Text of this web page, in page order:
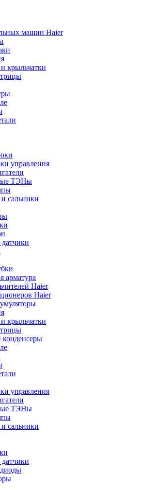
машин Haier
крыльчатки
управления
ТЭНы
сальники
арматура
Haier
Haier
крыльчатки
конденсеры
управления
ТЭНы
сальники